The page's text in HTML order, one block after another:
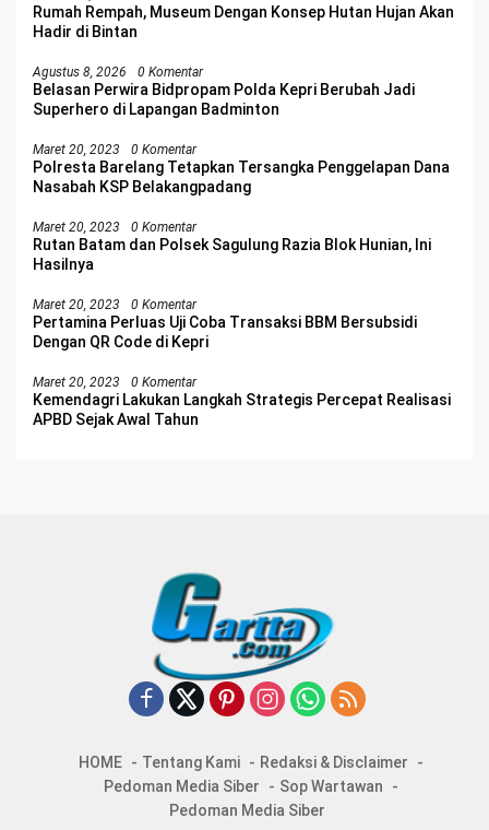
Rumah Rempah, Museum Dengan Konsep Hutan Hujan Akan
Hadir di Bintan
Agustus 8, 2026 0 Komentar
Belasan Perwira Bidpropam Polda Kepri Berubah Jadi
Superhero di Lapangan Badminton
Maret 20, 2023 0 Komentar
Polresta Barelang Tetapkan Tersangka Penggelapan Dana
Nasabah KSP Belakangpadang
Maret 20, 2023 0 Komentar
Rutan Batam dan Polsek Sagulung Razia Blok Hunian, Ini
Hasilnya
Maret 20, 2023 0 Komentar
Pertamina Perluas Uji Coba Transaksi BBM Bersubsidi
Dengan QR Code di Kepri
Maret 20, 2023 0 Komentar
Kemendagri Lakukan Langkah Strategis Percepat Realisasi
APBD Sejak Awal Tahun
HOME Tentang Kami
Redaksi & Disclaimer
Pedoman Media Siber
Sop Wartawan
Pedoman Media Siber